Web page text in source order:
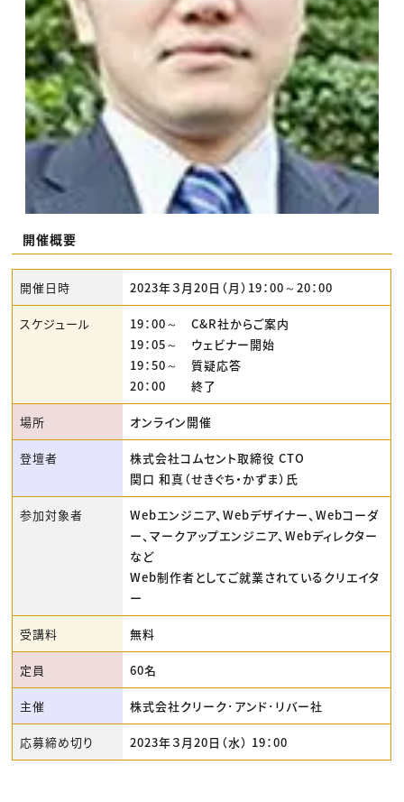
開催概要
開催日時 2023年３月20日（月）19：00～20：00
スケジュール
19：00～ C&R社からご案内
19：05～ ウェビナー開始
19：50～ 質疑応答
20：00 終了
場所 オンライン開催
登壇者
株式会社コムセント取締役 CTO
関口 和真（せきぐち・かずま）氏
参加対象者
Webエンジニア、Webデザイナー、Webコーダ
ー、マークアップエンジニア、Webディレクター
など
Web制作者としてご就業されているクリエイタ
ー
受講料 無料
定員 60名
主催 株式会社クリーク･アンド･リバー社
応募締め切り 2023年３月20日（水） 19：00